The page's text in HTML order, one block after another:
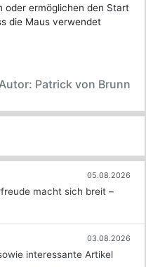
oder ermöglichen den Start
die Maus verwendet
Patrick von Brunn
05.08.2026
macht sich breit –
03.08.2026
interessante Artikel